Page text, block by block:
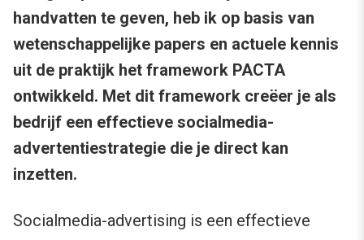
handvatten te geven, heb ik op basis van
wetenschappelijke papers en actuele kennis
uit de praktijk het framework PACTA
ontwikkeld. Met dit framework creëer je als
bedrijf een effectieve socialmedia-
advertentiestrategie die je direct kan
inzetten.
Socialmedia-advertising is een effectieve